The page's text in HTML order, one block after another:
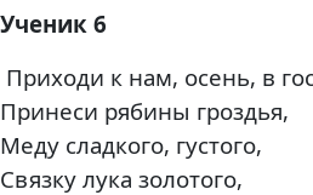
Ученик 6
Приходи к нам, осень, в
Принеси рябины гроздья,
Меду сладкого, густого,
Связку лука золотого,